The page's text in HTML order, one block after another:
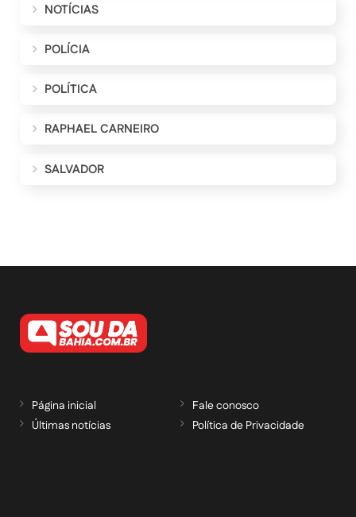
NOTÍCIAS
POLÍCIA
POLÍTICA
RAPHAEL CARNEIRO
SALVADOR
Página inicial
Últimas notícias
Fale conosco
Política de Privacidade